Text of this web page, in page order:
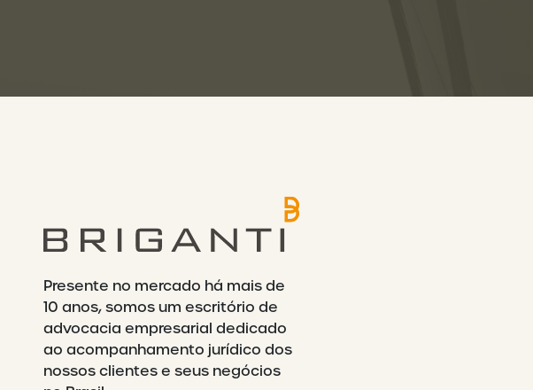
Presente no mercado há mais de
10 anos, somos um escritório de
advocacia empresarial dedicado
ao acompanhamento jurídico dos
nossos clientes e seus negócios